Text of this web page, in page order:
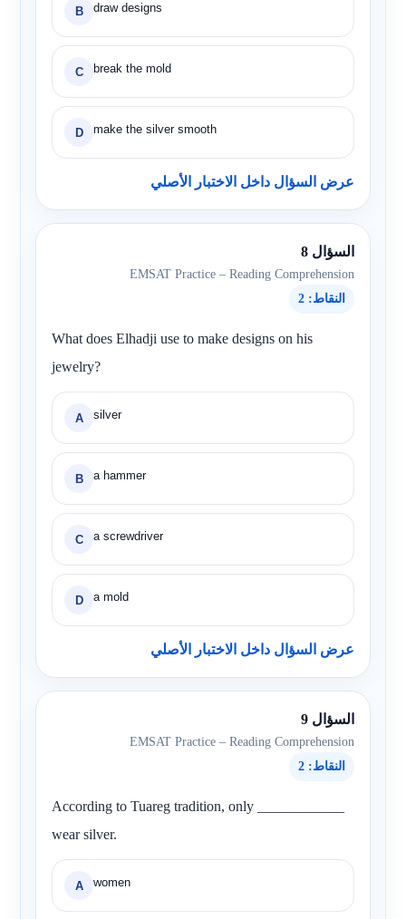
B draw designs
C break the mold
D make the silver smooth
عرض السؤال داخل الاختبار الأصلي
السؤال 8
EMSAT Practice – Reading Comprehension
النقاط: 2
What does Elhadji use to make designs on his
jewelry?
A silver
B a hammer
C a screwdriver
D a mold
عرض السؤال داخل الاختبار الأصلي
السؤال 9
EMSAT Practice – Reading Comprehension
النقاط: 2
According to Tuareg tradition, only ____________
wear silver.
A women